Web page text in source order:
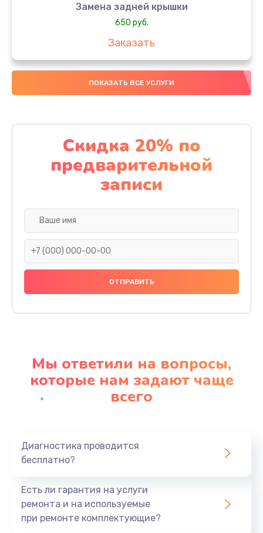
Замена задней крышки
650 руб.
Заказать
Замена аккумулятора
4000 руб.
Замена материнской платы
1100 руб.
Заказать
Замена праймера
1000 руб.
Заказать
Профилактическая чистка
Заказать
ПОКАЗАТЬ ВСЕ УСЛУГИ
Скидка 20% по
предварительной
записи
Мы ответили на вопросы,
которые нам задают чаще
всего
Диагностика проводится
бесплатно?
Есть ли гарантия на услуги
ремонта и на используемые
при ремонте комплектующие?